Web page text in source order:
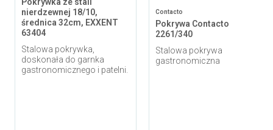
nierdzewnej 18/10,
średnica 32cm, EXXENT
63404
Stalowa pokrywka,
doskonała do garnka
gastronomicznego i patelni.
Contacto
Pokrywa Contacto
2261/340
Stalowa pokrywa
gastronomiczna